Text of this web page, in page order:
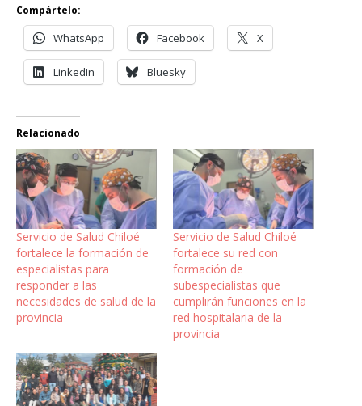
Compártelo:
WhatsApp Facebook X
LinkedIn Bluesky
Relacionado
Servicio de Salud Chiloé
fortalece la formación de
especialistas para
responder a las
necesidades de salud de la
provincia
Servicio de Salud Chiloé
fortalece su red con
formación de
subespecialistas que
cumplirán funciones en la
red hospitalaria de la
provincia